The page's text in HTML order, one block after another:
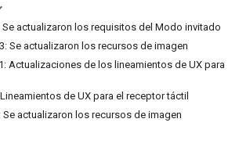
Se actualizaron los requisitos del Modo invitado
Se actualizaron los recursos de imagen
Actualizaciones de los lineamientos de UX para
de UX para el receptor táctil
Se actualizaron los recursos de imagen